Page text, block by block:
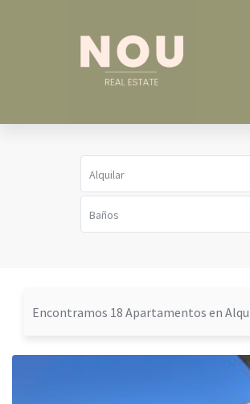
Alquilar
Baños
Encontramos 18 Apartamentos en